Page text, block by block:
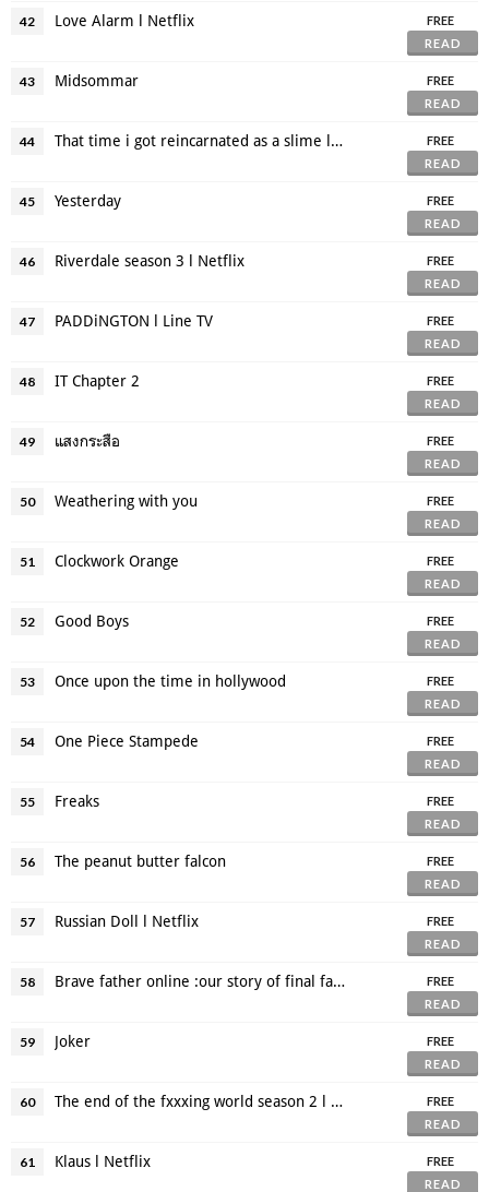
42 Love Alarm l Netflix
FREE
READ
43 Midsommar
FREE
READ
44 That time i got reincarnated as a slime l Netflix
FREE
READ
45 Yesterday
FREE
READ
46 Riverdale season 3 l Netflix
FREE
READ
47 PADDiNGTON l Line TV
FREE
READ
48 IT Chapter 2
FREE
READ
49 แสงกระสือ
FREE
READ
50 Weathering with you
FREE
READ
51 Clockwork Orange
FREE
READ
52 Good Boys
FREE
READ
53 Once upon the time in hollywood
FREE
READ
54 One Piece Stampede
FREE
READ
55 Freaks
FREE
READ
56 The peanut butter falcon
FREE
READ
57 Russian Doll l Netflix
FREE
READ
58 Brave father online :our story of final fantasy xiv
FREE
READ
59 Joker
FREE
READ
60 The end of the fxxxing world season 2 l Netflix
FREE
READ
61 Klaus l Netflix
FREE
READ